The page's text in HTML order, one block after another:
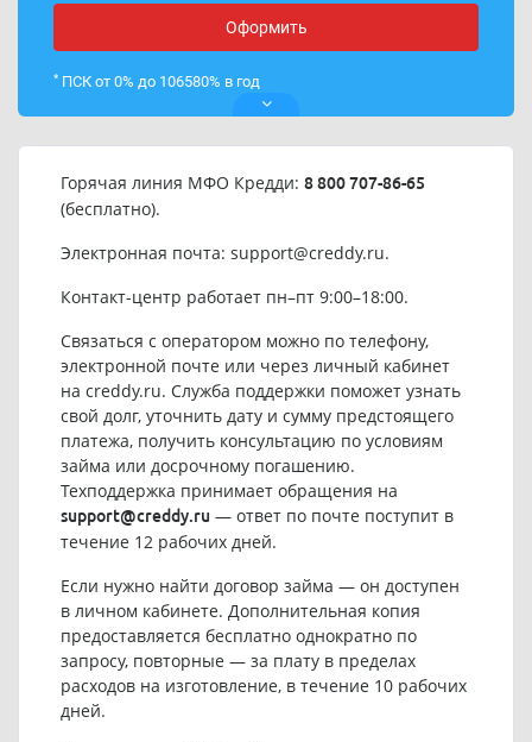
Оформить
*ПСК от 0% до 106580% в год
Горячая линия МФО Кредди: 8 800 707-86-65
(бесплатно).
Электронная почта: support@creddy.ru.
Контакт-центр работает пн–пт 9:00–18:00.
Связаться с оператором можно по телефону,
электронной почте или через личный кабинет
на creddy.ru. Служба поддержки поможет узнать
свой долг, уточнить дату и сумму предстоящего
платежа, получить консультацию по условиям
займа или досрочному погашению.
Техподдержка принимает обращения на
support@creddy.ru — ответ по почте поступит в
течение 12 рабочих дней.
Если нужно найти договор займа — он доступен
в личном кабинете. Дополнительная копия
предоставляется бесплатно однократно по
запросу, повторные — за плату в пределах
расходов на изготовление, в течение 10 рабочих
дней.